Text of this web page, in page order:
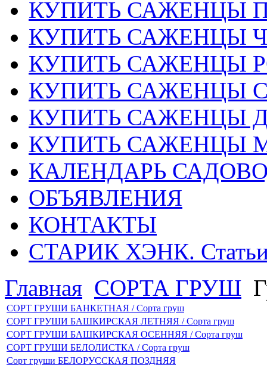
КУПИТЬ САЖЕНЦЫ
КУПИТЬ САЖЕНЦЫ
КУПИТЬ САЖЕНЦЫ
КУПИТЬ САЖЕНЦЫ
КУПИТЬ САЖЕНЦЫ
КУПИТЬ САЖЕНЦЫ
КАЛЕНДАРЬ
ОБЪЯВЛЕНИЯ
КОНТАКТЫ
СТАРИК ХЭНК.
Главная СОРТА ГРУШ
СОРТ ГРУШИ БАНКЕТНАЯ / Сорта груш
СОРТ ГРУШИ БАШКИРСКАЯ ЛЕТНЯЯ / Сорта груш
СОРТ ГРУШИ БАШКИРСКАЯ ОСЕННЯЯ / Сорта груш
СОРТ ГРУШИ БЕЛОЛИСТКА / Сорта груш
Сорт груши БЕЛОРУССКАЯ ПОЗДНЯЯ